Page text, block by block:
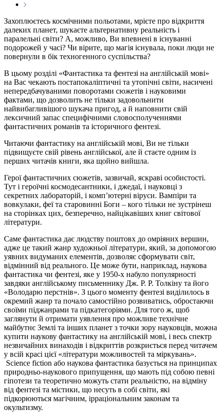
Захоплюєтесь космічними польотами, мрієте про відкриття
далеких планет, шукаєте альтернативну реальність і
паралельні світи? А, можливо, Ви впевнені в існуванні
подорожей у часі? Чи вірите, що магія існувала, поки люди не
повернули в бік техногенного суспільства?
В цьому розділі «Фантастика та фентезі на англійській мові»
на Вас чекають постапокаліптичні та утопічні світи, насичені
непередбачуваними поворотами сюжетів і науковими
фактами, що дозволить не тільки задовольнити
найвибагливішого шукача пригод, а й наповнити свій
лексичний запас специфічними словосполученнями
фантастичних романів та історичного фентезі.
Читаючи фантастику на англійській мові, Ви не тільки
підвищуєте свій рівень англійської, але й стаєте одним із
перших читачів книги, яка щойно вийшла.
Герої фантастичних сюжетів, зазвичай, яскраві особистості.
Тут і героїчні космодесантники, і джедаї, і науковці з
секретних лабораторій, і комп’ютерні віруси. Вампіри та
вовкулаки, феї та старовинні Боги – кого тільки не зустрінеш
на сторінках цих, безперечно, найцікавіших книг світової
літератури.
Саме фантастика дає людству поштовх до омріяних вершин,
адже це такий жанр художньої літератури, який, за допомогою
уявних видуманих елементів, дозволяє сформувати світ,
відмінний від реального. Це може бути, наприклад, наукова
фантастика чи фентезі, яке у 1950-х набуло популярності
завдяки англійському письменнику Дж. Р. Р. Толкіну та його
«Володарю перстнів». З цього моменту фентезі виділилось в
окремий жанр та почало самостійно розвиватись, обростаючи
своїми піджанрами та підкатегоріями. Для того ж, щоб
заглянути й отримати уявлення про можливе технічне
майбутнє Землі та інших планет з точки зору науковців, можна
купити наукову фантастику на англійській мові, і весь спектр
незвичайних винаходів і відкриттів розкриється перед читачем
у всій красі цієї «літератури можливостей та міркувань».
Science fiction або наукова фантастика базується на принципах
природньо-наукового припущення, що мають під собою певні
гіпотези та теоретично можуть стати реальністю, на відміну
від фентезі та містики, що несуть в собі світи, які
підкорюються магічним, ірраціональним законам та
окультизму.